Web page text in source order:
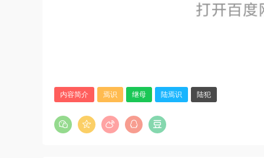
内容简介 焉识 继母 陆焉识 陆犯